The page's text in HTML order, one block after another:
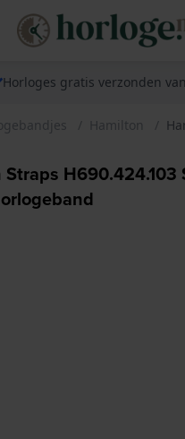
Horloges gratis verzonden
Hamilton
H690.424.103